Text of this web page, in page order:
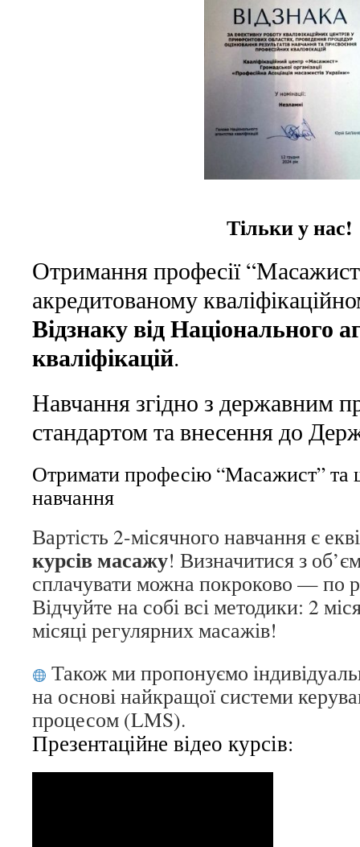
Тільки у нас!
Отримання професії
акредитованому
Відзнаку від Національного
кваліфікацій.
Навчання згідно з державним
стандартом та внесення до
Отримати професію “Масажист” та
навчання
Вартість 2-місячного навчання є
курсів масажу! Визначитися з
сплачувати можна покроково — по
Відчуйте на собі всі методики: 2
місяці регулярних масажів!
Також ми пропонуємо
на основі найкращої системи
процесом (LMS).
Презентаційне відео курсів: